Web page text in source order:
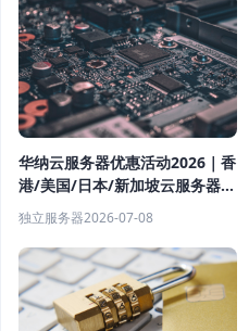
华纳云服务器优惠活动2026｜香
港/美国/日本/新加坡云服务器低
价租用，CN2优化线路低延迟
独立服务器2026-07-08